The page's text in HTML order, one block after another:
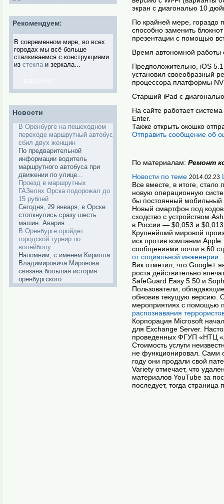
Рекомендуем:
В современном мире, во всех
городах мы всё больше
сталкиваемся с конструкциями
из стекла и зеркала...
Новости
В Оренбурге на пешеходном
переходе маршрутный автобус
сбил двух женщин
По предварительной
информации водитель
маршрутного автобуса при
движении по улице...
Проезд в маршрутных
ГАЗелях Орска подорожал до
15 рублей
Сегодня, 29 января, в Орске
столкнулись сразу шесть
машин. Авария...
В Оренбурге пройдет
городской турнир по
волейболу
Напомним, с именем Кирилла
Владимировича Миронова
связана большая история
оренбургского...
экран с диагональю 10
По крайней мере, гораздо
способно заменить
презентации с помощью
Время автономной работы
Предположительно, iOS
установил своеобразный
процессора платформы
Старший iPad с
На сайте работает
Enter.
Также открыть окошко
Отправить сообщение об
По материалам: Ремонт
Новости по теме 2014.02.23
Все вместе, в итоге, стало
новую операционную
бы постоянный мобильный
Новый смартфон под
сходство с устройством
в России — $0,053 и
Крупнейший мировой
иск против компании
сообщениями почти в 60
от социальной инженерии
Вик отметил, что Google+
роста действительно
SafeGuard Easy 5.50 и
Пользователи,
обновив текущую версию.
мероприятиях с помощью
распознавания
Корпорация Microsoft
для Exchange Server.
проведенных ФГУП «НТЦ
Стоимость услуги
не функционировал. Сами
году они продали свой
Variety отмечает, что
материалов YouTube за
последует, тогда